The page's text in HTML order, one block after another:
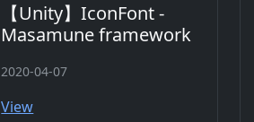
【Unity】IconFont -
Masamune framework
2020-04-07
View